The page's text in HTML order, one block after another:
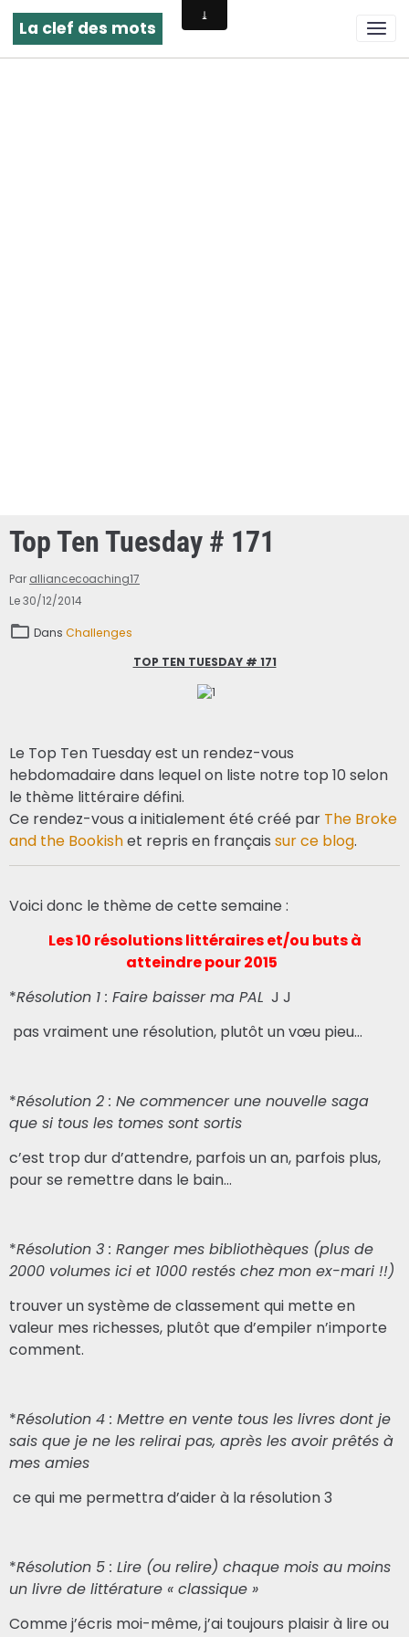
La clef des mots
Top Ten Tuesday # 171
Par alliancecoaching17
Le 30/12/2014
Dans Challenges
TOP TEN TUESDAY # 171
Le Top Ten Tuesday est un rendez-vous
hebdomadaire dans lequel on liste notre top 10 selon
le thème littéraire défini.
Ce rendez-vous a initialement été créé par The Broke
and the Bookishet repris en français sur ce blog.
Voici donc le thème de cette semaine :
Les 10 résolutions littéraires et/ou buts à
atteindre pour 2015
*Résolution 1 : Faire baisser ma PAL J J
pas vraiment une résolution, plutôt un vœu pieu…
*Résolution 2 : Ne commencer une nouvelle saga
que si tous les tomes sont sortis
c’est trop dur d’attendre, parfois un an, parfois plus,
pour se remettre dans le bain…
*Résolution 3 : Ranger mes bibliothèques (plus de
2000 volumes ici et 1000 restés chez mon ex-mari !!)
trouver un système de classement qui mette en
valeur mes richesses, plutôt que d’empiler n’importe
comment.
*Résolution 4 : Mettre en vente tous les livres dont je
sais que je ne les relirai pas, après les avoir prêtés à
mes amies
ce qui me permettra d’aider à la résolution 3
*Résolution 5 : Lire (ou relire) chaque mois au moins
un livre de littérature « classique »
Comme j’écris moi-même, j’ai toujours plaisir à lire ou